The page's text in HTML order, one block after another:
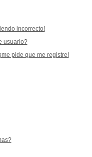
incorrecto!
usuario?
pide que me registre!